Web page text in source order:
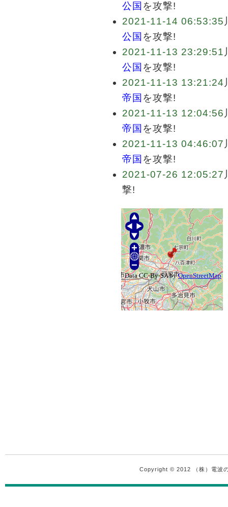
公国 を攻撃!
2021-11-14 06:53:35
公国 を攻撃!
2021-11-13 23:29:51
公国 を攻撃!
2021-11-13 13:21:24
帝国 を攻撃!
2021-11-13 12:04:56
帝国 を攻撃!
2021-11-13 04:46:07
帝国 を攻撃!
2021-07-26 12:05:27
撃!
Copyright © 2012 （株）電波